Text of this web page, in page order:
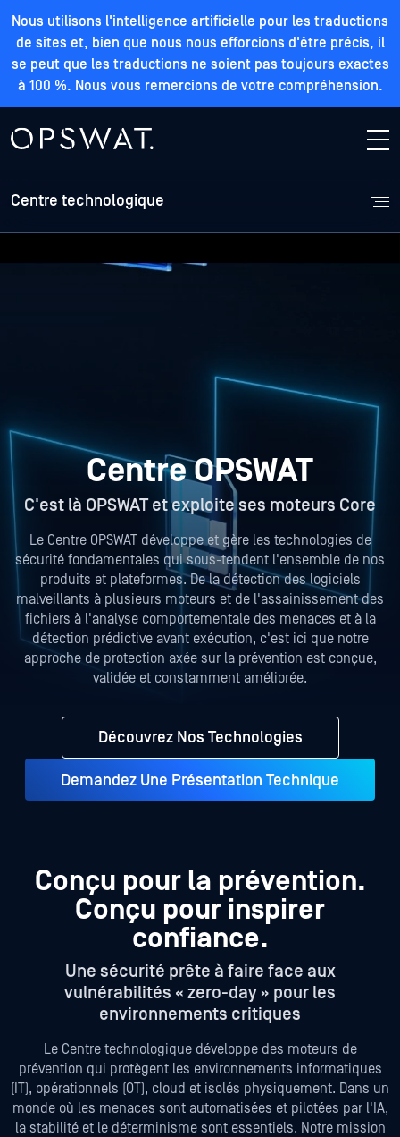
Nous utilisons l'intelligence artificielle pour les traductions
de sites et, bien que nous nous efforcions d'être précis, il
se peut que les traductions ne soient pas toujours exactes
à 100 %. Nous vous remercions de votre compréhension.
Centre technologique
Centre OPSWAT
C'est là OPSWAT et exploite ses moteurs Core
Le Centre OPSWAT développe et gère les technologies de
sécurité fondamentales qui sous-tendent l'ensemble de nos
produits et plateformes. De la détection des logiciels
malveillants à plusieurs moteurs et de l'assainissement des
fichiers à l'analyse comportementale des menaces et à la
détection prédictive avant exécution, c'est ici que notre
approche de protection axée sur la prévention est conçue,
validée et constamment améliorée.
Découvrez Nos Technologies
Demandez Une Présentation Technique
Conçu pour la prévention.
Conçu pour inspirer
confiance.
Une sécurité prête à faire face aux
vulnérabilités « zero-day » pour les
environnements critiques
Le Centre technologique développe des moteurs de
prévention qui protègent les environnements informatiques
(IT), opérationnels (OT), cloud et isolés physiquement. Dans un
monde où les menaces sont automatisées et pilotées par l'IA,
la stabilité et le déterminisme sont essentiels. Notre mission